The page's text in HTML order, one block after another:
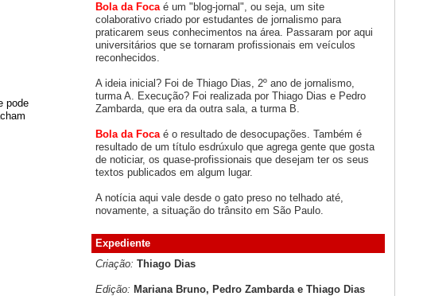
pode
Bola da Foca é um "blog-jornal", ou seja, um site
colaborativo criado por estudantes de jornalismo para
praticarem seus conhecimentos na área. Passaram por aqui
universitários que se tornaram profissionais em veículos
reconhecidos.
A ideia inicial? Foi de Thiago Dias, 2º ano de jornalismo,
turma A. Execução? Foi realizada por Thiago Dias e Pedro
Zambarda, que era da outra sala, a turma B.
Bola da Focaé o resultado de desocupações. Também é
resultado de um título esdrúxulo que agrega gente que gosta
de noticiar, os quase-profissionais que desejam ter os seus
textos publicados em algum lugar.
A notícia aqui vale desde o gato preso no telhado até,
novamente, a situação do trânsito em São Paulo.
Expediente
Criação: Thiago Dias
Edição: Mariana Bruno, Pedro Zambarda e Thiago Dias